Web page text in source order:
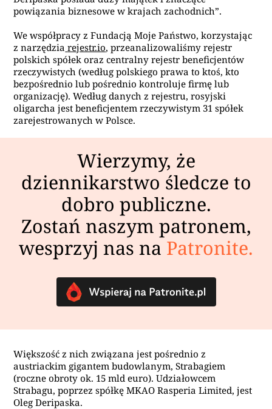
powiązania biznesowe w krajach zachodnich”.
We współpracy z Fundacją Moje Państwo, korzystając
z narzędzia rejestr.io, przeanalizowaliśmy rejestr
polskich spółek oraz centralny rejestr beneficjentów
rzeczywistych (według polskiego prawa to ktoś, kto
bezpośrednio lub pośrednio kontroluje firmę lub
organizację). Według danych z rejestru, rosyjski
oligarcha jest beneficjentem rzeczywistym 31 spółek
zarejestrowanych w Polsce.
Wierzymy, że
dziennikarstwo śledcze to
dobro publiczne.
Zostań naszym patronem,
wesprzyj nas na Patronite.
Większość z nich związana jest pośrednio z
austriackim gigantem budowlanym, Strabagiem
(roczne obroty ok. 15 mld euro). Udziałowcem
Strabagu, poprzez spółkę MKAO Rasperia Limited, jest
Oleg Deripaska.